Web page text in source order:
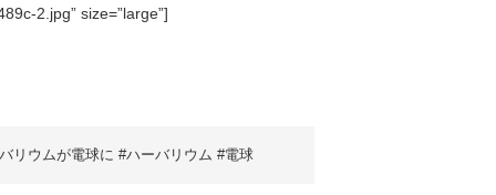
2.jpg” size=”large”]
リウムが電球に #ハーバリウム #電球